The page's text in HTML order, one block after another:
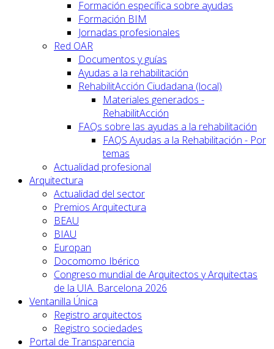
Formación específica sobre ayudas
Formación BIM
Jornadas profesionales
Red OAR
Documentos y guías
Ayudas a la rehabilitación
RehabilitAcción Ciudadana (local)
Materiales generados -
RehabilitAcción
FAQs sobre las ayudas a la rehabilitación
FAQS Ayudas a la Rehabilitación - Por
temas
Actualidad profesional
Arquitectura
Actualidad del sector
Premios Arquitectura
BEAU
BIAU
Europan
Docomomo Ibérico
Congreso mundial de Arquitectos y Arquitectas
de la UIA. Barcelona 2026
Ventanilla Única
Registro arquitectos
Registro sociedades
Portal de Transparencia